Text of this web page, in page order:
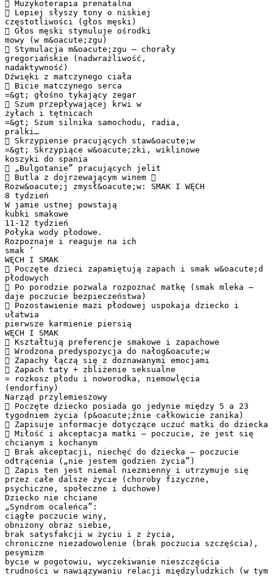
 Muzykoterapia prenatalna
 Lepiej słyszy tony o niskiej
częstotliwości (głos męski)
 Głos męski stymuluje ośrodki
mowy (w m&oacute;zgu)
 Stymulacja m&oacute;zgu – chorały
gregoriańskie (nadwrażliwość,
nadaktywność)
Dźwięki z matczynego ciała
 Bicie matczynego serca
=&gt; głośno tykający zegar
 Szum przepływającej krwi w
żyłach i tętnicach
=&gt; Szum silnika samochodu, radia,
pralki…
 Skrzypienie pracujących staw&oacute;w
=&gt; Skrzypiące w&oacute;zki, wiklinowe
koszyki do spania
 „Bulgotanie” pracujących jelit
 Butla z dojrzewającym winem 
Rozw&oacute;j zmysł&oacute;w: SMAK I WĘCH
8 tydzień
W jamie ustnej powstają
kubki smakowe
11-12 tydzień
Połyka wody płodowe.
Rozpoznaje i reaguje na ich
smak ’
WĘCH I SMAK
 Poczęte dzieci zapamiętują zapach i smak w&oacute;d
płodowych
 Po porodzie pozwala rozpoznać matkę (smak mleka –
daje poczucie bezpieczeństwa)
 Pozostawienie mazi płodowej uspokaja dziecko i
ułatwia
pierwsze karmienie piersią
WĘCH I SMAK
 Kształtują preferencje smakowe i zapachowe
 Wrodzona predyspozycja do nałog&oacute;w
 Zapachy łączą się z doznawanymi emocjami
 Zapach taty + zbliżenie seksualne
= rozkosz płodu i noworodka, niemowlęcia
(endorfiny)
Narząd przylemieszowy
 Poczęte dziecko posiada go jedynie między 5 a 23
tygodniem życia (p&oacute;źnie całkowicie zanika)
 Zapisuje informacje dotyczące uczuć matki do dziecka
 Miłość i akceptacja matki – poczucie, że jest się
chcianym i kochanym
 Brak akceptacji, niechęć do dziecka – poczucie
odtrącenia („nie jestem godzien życia”)
 Zapis ten jest niemal niezmienny i utrzymuje się
przez całe dalsze życie (choroby fizyczne,
psychiczne, społeczne i duchowe)
Dziecko nie chciane
„Syndrom ocaleńca”:
ciągłe poczucie winy,
obniżony obraz siebie,
brak satysfakcji w życiu i z życia,
chroniczne niezadowolenie (brak poczucia szczęścia),
pesymizm
bycie w pogotowiu, wyczekiwanie nieszczęścia
trudności w nawiązywaniu relacji międzyludzkich (w tym